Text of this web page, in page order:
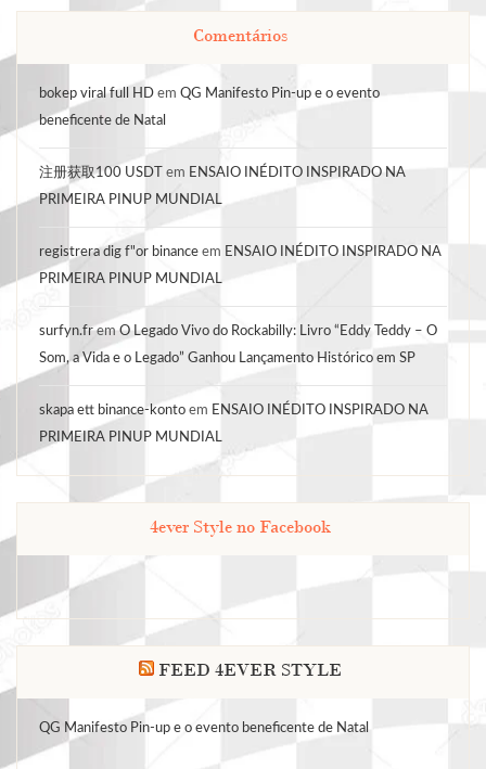
Comentários
bokep viral full HD em QG Manifesto Pin-up e o evento
beneficente de Natal
注册获取100 USDT em ENSAIO INÉDITO INSPIRADO NA
PRIMEIRA PINUP MUNDIAL
registrera dig f"or binance em ENSAIO INÉDITO INSPIRADO NA
PRIMEIRA PINUP MUNDIAL
surfyn.fremO Legado Vivo do Rockabilly: Livro “Eddy Teddy – O
Som, a Vida e o Legado” Ganhou Lançamento Histórico em SP
skapa ett binance-konto em ENSAIO INÉDITO INSPIRADO NA
PRIMEIRA PINUP MUNDIAL
4ever Style no Facebook
FEED 4EVER STYLE
QG Manifesto Pin-up e o evento beneficente de Natal